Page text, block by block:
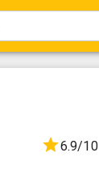
6.9/10